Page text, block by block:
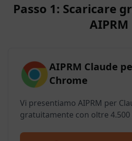
Passo 1: Scaricare
AIPRM
AIPRM Claude
Chrome
Vi presentiamo AIPRM per
gratuitamente con oltre